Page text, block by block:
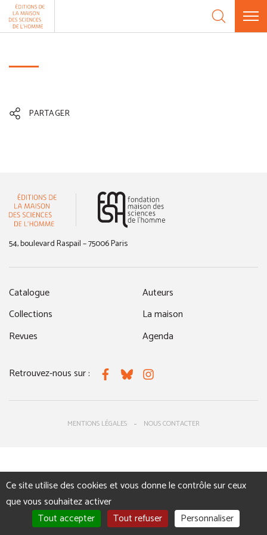
Aller au contenu
PARTAGER
54, boulevard Raspail – 75006 Paris
Catalogue
Collections
Revues
Auteurs
La maison
Agenda
Retrouvez-nous sur : FacebookBlueskyInstagram
MENTIONS LÉGALES NOUS CONTACTER
Panneau de gestion des cookies
Ce site utilise des cookies et vous donne le contrôle sur ceux
que vous souhaitez activer
Tout accepter
Tout refuser Personnaliser